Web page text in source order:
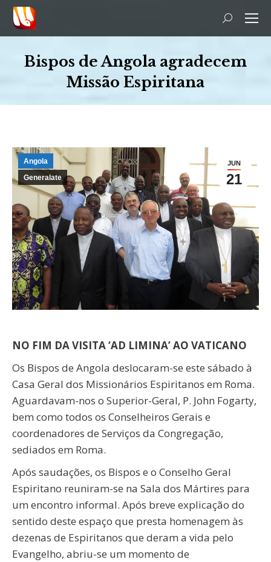
Search:
Bispos de Angola agradecem
Missão Espiritana
JUN
21
Angola
Generalate
NO FIM DA VISITA ‘AD LIMINA’ AO VATICANO
Os Bispos de Angola deslocaram-se este sábado à
Casa Geral dos Missionários Espiritanos em Roma.
Aguardavam-nos o Superior-Geral, P. John Fogarty,
bem como todos os Conselheiros Gerais e
coordenadores de Serviços da Congregação,
sediados em Roma.
Após saudações, os Bispos e o Conselho Geral
Espiritano reuniram-se na Sala dos Mártires para
um encontro informal. Após breve explicação do
sentido deste espaço que presta homenagem às
dezenas de Espiritanos que deram a vida pelo
Evangelho, abriu-se um momento de